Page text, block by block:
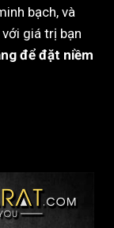
bạch, và
giá trị bạn
để đặt niềm